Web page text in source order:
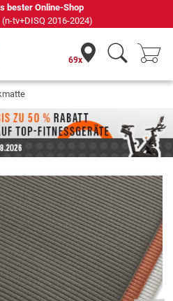
Online-Shop
tv+DISQ 2016-2024)
69x